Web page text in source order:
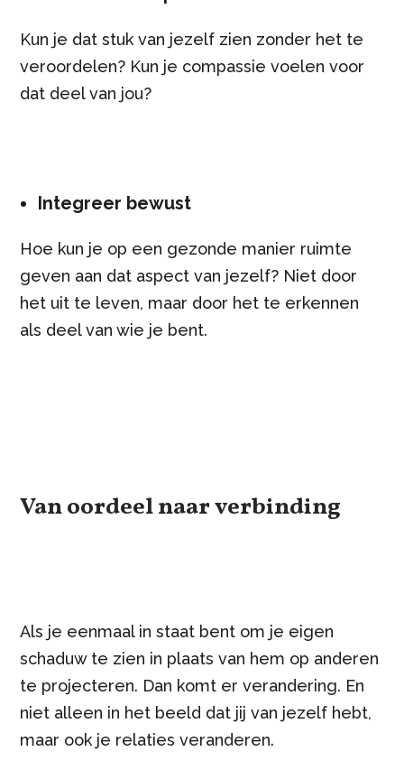
Kun je dat stuk van jezelf zien zonder het te
veroordelen? Kun je compassie voelen voor
dat deel van jou?
Integreer bewust
Hoe kun je op een gezonde manier ruimte
geven aan dat aspect van jezelf? Niet door
het uit te leven, maar door het te erkennen
als deel van wie je bent.
Van oordeel naar verbinding
Als je eenmaal in staat bent om je eigen
schaduw te zien in plaats van hem op anderen
te projecteren. Dan komt er verandering. En
niet alleen in het beeld dat jij van jezelf hebt,
maar ook je relaties veranderen.